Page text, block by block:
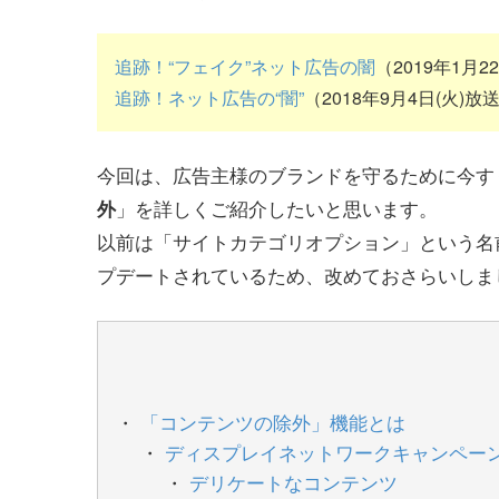
追跡！“フェイク”ネット広告の闇 （2019年1月
追跡！ネット広告の“闇” （2018年9月4日(火)放
今回は、広告主様のブランドを守るために今
外」を詳しくご紹介したいと思います。
以前は「サイトカテゴリオプション」という
プデートされているため、改めておさらいし
「コンテンツの除外」機能とは
ディスプレイネットワークキャンペー
デリケートなコンテンツ